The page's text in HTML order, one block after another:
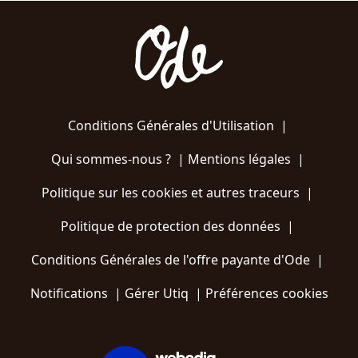
Conditions Générales d'Utilisation |
Qui sommes-nous ?| Mentions légales |
Politique sur les cookies et autres traceurs |
Politique de protection des données |
Conditions Générales de l'offre payante d'Ode |
Notifications | Gérer Utiq | Préférences cookies